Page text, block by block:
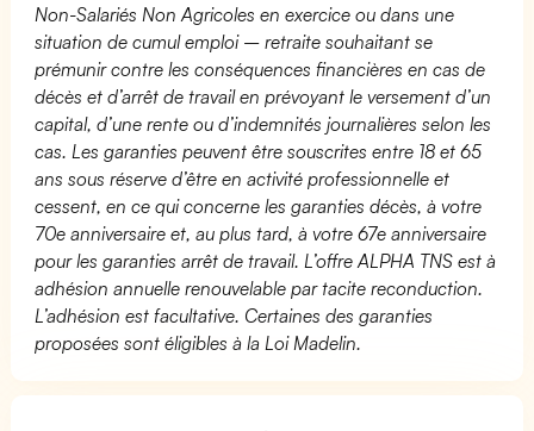
Non-Salariés Non Agricoles en exercice ou dans une
situation de cumul emploi – retraite souhaitant se
prémunir contre les conséquences financières en cas de
décès et d’arrêt de travail en prévoyant le versement d’un
capital, d’une rente ou d’indemnités journalières selon les
cas. Les garanties peuvent être souscrites entre 18 et 65
ans sous réserve d’être en activité professionnelle et
cessent, en ce qui concerne les garanties décès, à votre
70e anniversaire et, au plus tard, à votre 67e anniversaire
pour les garanties arrêt de travail. L’offre ALPHA TNS est à
adhésion annuelle renouvelable par tacite reconduction.
L’adhésion est facultative. Certaines des garanties
proposées sont éligibles à la Loi Madelin.